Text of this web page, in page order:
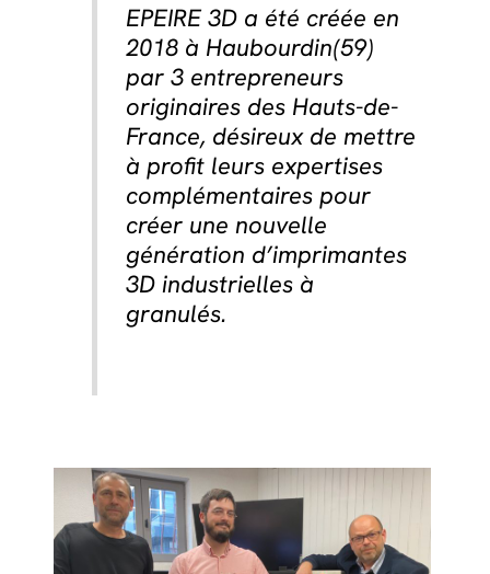
EPEIRE 3D a été créée en
2018 à Haubourdin(59)
par 3 entrepreneurs
originaires des Hauts-de-
France, désireux de mettre
à profit leurs expertises
complémentaires pour
créer une nouvelle
génération d’imprimantes
3D industrielles à
granulés.